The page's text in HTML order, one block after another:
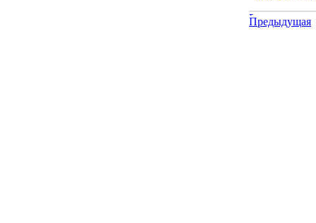
Предыдущая